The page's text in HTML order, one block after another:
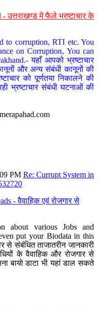
उत्तराखण्ड में फैले भ्रष्टाचार के
to corruption, RTI etc. You
on Corruption, You can
यहाँ आपको भ्रष्टाचार
और अन्य संबंधी कानूनों की
को पूर्णतया निकालने की
भ्रष्टाचार संबंधी घटनाओं की
PM Re: Currupt System in
- वैवाहिक एवं रोजगार से
about various Jobs and
put your Biodata in this
से संबंधित ताजातरीन जानकारी
के वैवाहिक और रोजगार से
बायो डाटा भी यहां डाल सकते